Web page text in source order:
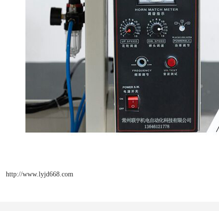
http://www.lyjd668.com